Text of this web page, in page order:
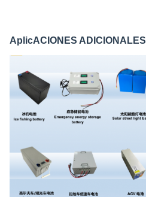
AplicACIONES ADICIONALES